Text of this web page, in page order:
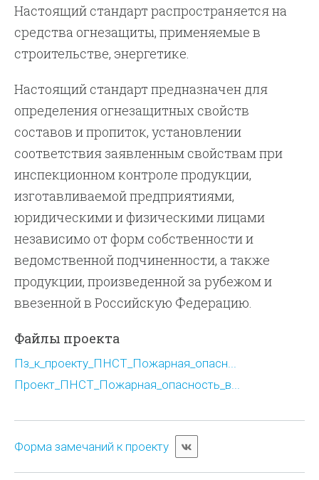
Настоящий стандарт распространяется на
средства огнезащиты, применяемые в
строительстве, энергетике.
Настоящий стандарт предназначен для
определения огнезащитных свойств
составов и пропиток, установлении
соответствия заявленным свойствам при
инспекционном контроле продукции,
изготавливаемой предприятиями,
юридическими и физическими лицами
независимо от форм собственности и
ведомственной подчиненности, а также
продукции, произведенной за рубежом и
ввезенной в Российскую Федерацию.
Файлы проекта
Пз_к_проекту_ПНСТ_Пожарная_опасн...
Проект_ПНСТ_Пожарная_опасность_в...
Форма замечаний к проекту